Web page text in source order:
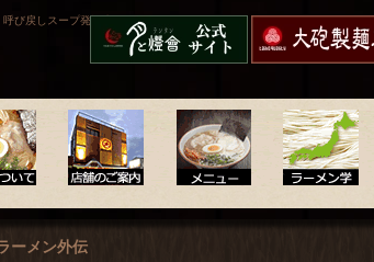
び戻しスープ発祥店。
燈會ランタン”
て 店舗のご案内 メニュー ラーメン学
ーメン外伝